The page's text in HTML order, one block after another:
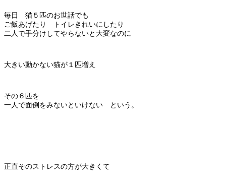
毎日 猫５匹のお世話でも
ご飯あげたり トイレきれいにしたり
二人で手分けしてやらないと大変なのに
大きい動かない猫が１匹増え
その６匹を
一人で面倒をみないといけない という。
正直そのストレスの方が大きくて